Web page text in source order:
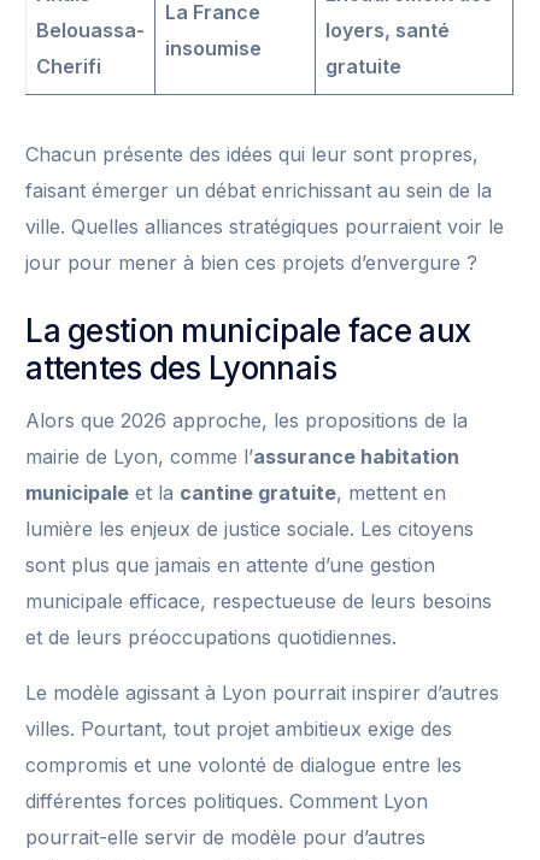
Belouassa-
Cherifi
La France
insoumise
loyers, santé
gratuite
Chacun présente des idées qui leur sont propres,
faisant émerger un débat enrichissant au sein de la
ville. Quelles alliances stratégiques pourraient voir le
jour pour mener à bien ces projets d’envergure ?
La gestion municipale face aux
attentes des Lyonnais
Alors que 2026 approche, les propositions de la
mairie de Lyon, comme l’assurance habitation
municipale et la cantine gratuite, mettent en
lumière les enjeux de justice sociale. Les citoyens
sont plus que jamais en attente d’une gestion
municipale efficace, respectueuse de leurs besoins
et de leurs préoccupations quotidiennes.
Le modèle agissant à Lyon pourrait inspirer d’autres
villes. Pourtant, tout projet ambitieux exige des
compromis et une volonté de dialogue entre les
différentes forces politiques. Comment Lyon
pourrait-elle servir de modèle pour d’autres